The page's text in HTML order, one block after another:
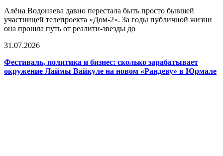
Алёна Водонаева давно перестала быть просто бывшей
участницей телепроекта «Дом-2». За годы публичной жизни
она прошла путь от реалити-звезды до
31.07.2026
Фестиваль, политика и бизнес: сколько зарабатывает
окружение Лаймы Вайкуле на новом «Рандеву» в Юрмале